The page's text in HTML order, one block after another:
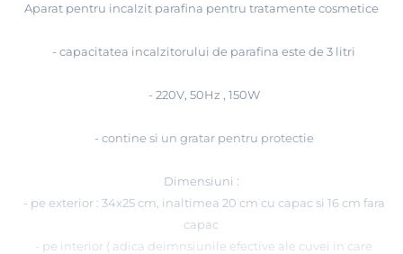
Aparat pentru incalzit parafina pentru tratamente cosmetice
- capacitatea incalzitorului de parafina este de 3 litri
- 220V, 50Hz , 150W
- contine si un gratar pentru protectie
Dimensiuni :
- pe exterior : 34x25 cm, inaltimea 20 cm cu capac si 16 cm fara
capac
- pe interior ( adica deimnsiunile efective ale cuvei in care